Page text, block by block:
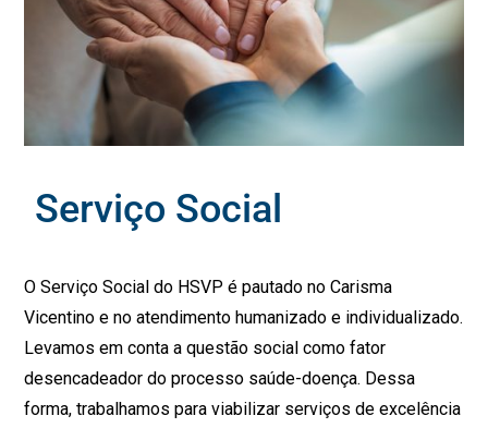
Serviço Social
O Serviço Social do HSVP é pautado no Carisma
Vicentino e no atendimento humanizado e individualizado.
Levamos em conta a questão social como fator
desencadeador do processo saúde-doença. Dessa
forma, trabalhamos para viabilizar serviços de excelência